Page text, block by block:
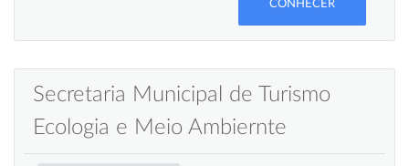
CONHECER
Secretaria Municipal de Turismo
Ecologia e Meio Ambiernte